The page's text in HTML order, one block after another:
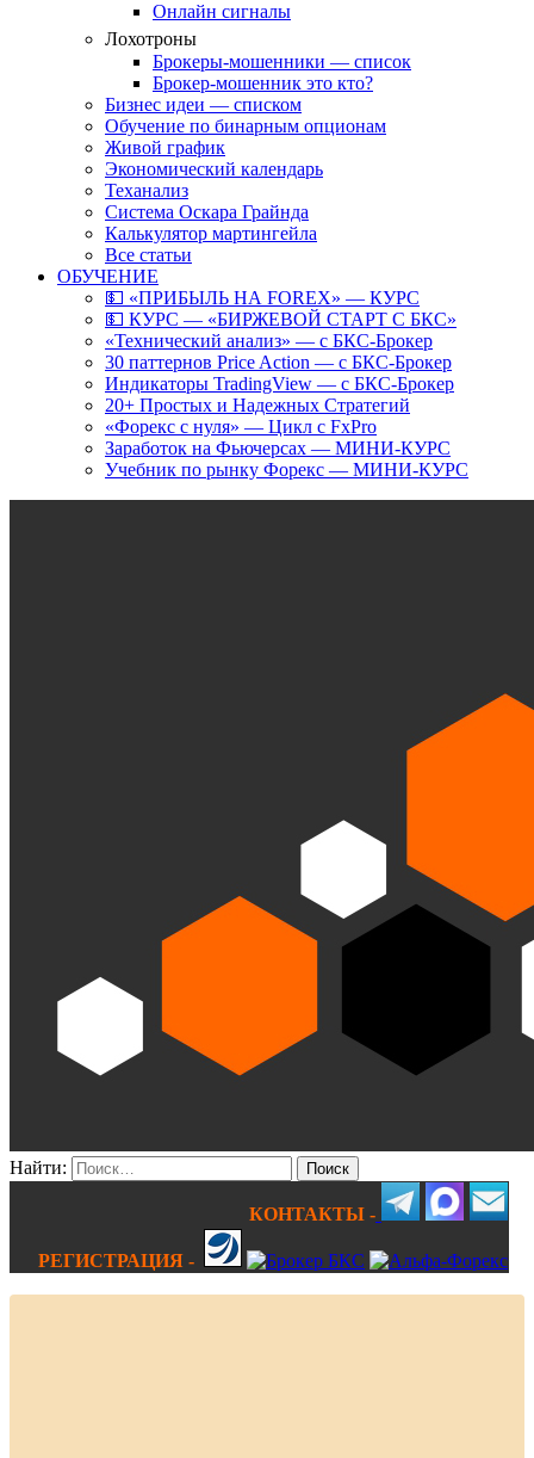
Онлайн сигналы
Лохотроны
Брокеры-мошенники — список
Брокер-мошенник это кто?
Бизнес идеи — списком
Обучение по бинарным опционам
Живой график
Экономический календарь
Теханализ
Система Оскара Грайнда
Калькулятор мартингейла
Все статьи
ОБУЧЕНИЕ
💵 «ПРИБЫЛЬ НА FOREX» — КУРС
💵 КУРС — «БИРЖЕВОЙ СТАРТ С БКС»
«Технический анализ» — с БКС-Брокер
30 паттернов Price Action — с БКС-Брокер
Индикаторы TradingView — с БКС-Брокер
20+ Простых и Надежных Стратегий
«Форекс с нуля» — Цикл с FxPro
Заработок на Фьючерсах — МИНИ-КУРС
Учебник по рынку Форекс — МИНИ-КУРС
Найти:
КОНТАКТЫ -
РЕГИСТРАЦИЯ -